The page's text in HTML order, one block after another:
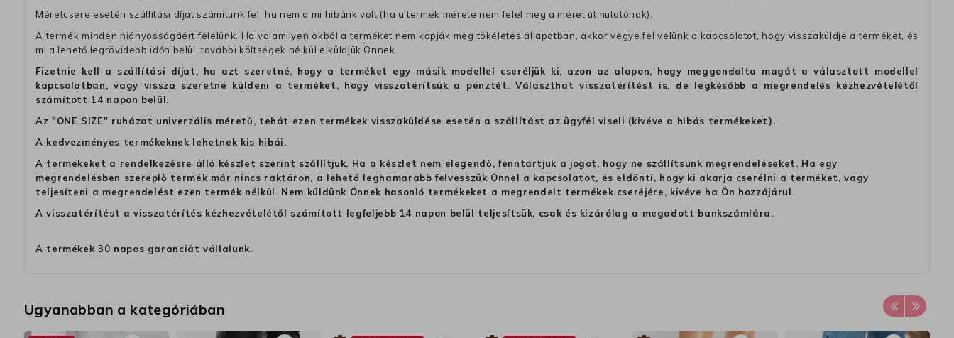
Méretcsere esetén szállítási díjat számitunk fel, ha nem a mi hibánk volt (ha a termék mérete nem felel meg a méret útmutatónak).
A termék minden hiányosságáért felelünk. Ha valamilyen okból a terméket nem kapják meg tökéletes állapotban, akkor vegye fel velünk a kapcsolatot, hogy visszaküldje a terméket, és
mi a lehető legrövidebb időn belül, további költségek nélkül elküldjük Önnek.
Fizetnie kell a szállítási díjat, ha azt szeretné, hogy a terméket egy másik modellel cseréljük ki, azon az alapon, hogy meggondolta magát a választott modellel
kapcsolatban, vagy vissza szeretné küldeni a terméket, hogy visszatérítsük a pénztét. Választhat visszatérítést is, de legkésőbb a megrendelés kézhezvételétől
számított 14 napon belül.
Az "ONE SIZE" ruházat univerzális méretű, tehát ezen termékek visszaküldése esetén a szállítást az ügyfél viseli (kivéve a hibás termékeket).
A kedvezményes termékeknek lehetnek kis hibái.
A termékeket a rendelkezésre álló készlet szerint szállítjuk. Ha a készlet nem elegendő, fenntartjuk a jogot, hogy ne szállítsunk megrendeléseket. Ha egy
megrendelésben szereplő termék már nincs raktáron, a lehető leghamarabb felvesszük Önnel a kapcsolatot, és eldönti, hogy ki akarja cserélni a terméket, vagy
teljesíteni a megrendelést ezen termék nélkül. Nem küldünk Önnek hasonló termékeket a megrendelt termékek cseréjére, kivéve ha Ön hozzájárul.
A visszatérítést a visszatérítés kézhezvételétől számított legfeljebb 14 napon belül teljesítsük, csak és kizárólag a megadott bankszámlára.
A termékek 30 napos garanciát vállalunk.
Ugyanabban a kategóriában